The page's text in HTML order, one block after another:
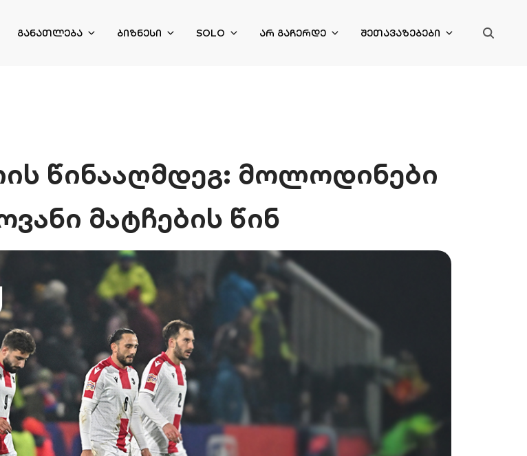
ᲒᲐᲜᲐᲗᲚᲔᲑᲐ ᲑᲘᲖᲜᲔᲡᲘ SOLO ᲐᲠ ᲒᲐᲩᲔᲠᲓᲔ ᲨᲔᲗᲐᲕᲐᲖᲔᲑᲔᲑᲘ
წინააღმდეგ: მოლოდინები
მატჩების წინ